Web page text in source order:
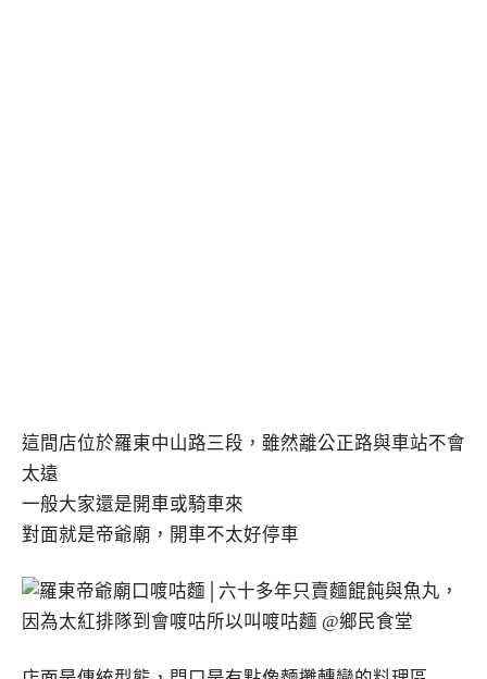
這間店位於羅東中山路三段，雖然離公正路與車站不會
太遠
一般大家還是開車或騎車來
對面就是帝爺廟，開車不太好停車